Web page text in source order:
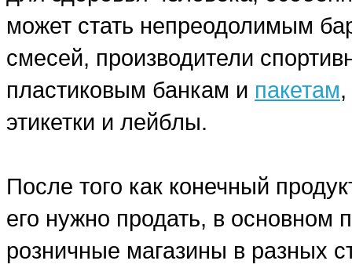
может стать непреодолимым
смесей, производители
пластиковым банкам и пакетам
этикетки и лейблы.
После того как конечный
его нужно продать, в основном
розничные магазины в разных